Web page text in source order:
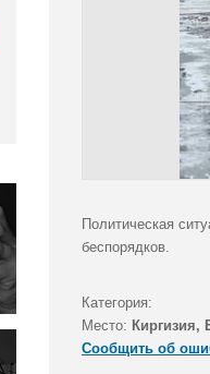
Политическая
беспорядков.
Категория:
Место: Киргизия,
Сообщить об